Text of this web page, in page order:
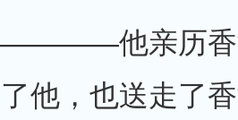
他亲历香港
他，也送走了